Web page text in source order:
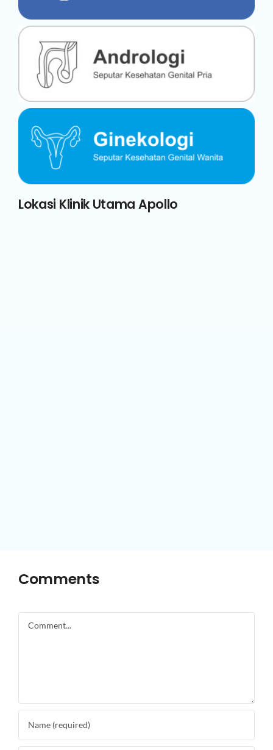
Lokasi Klinik Utama Apollo
Comments
Comment